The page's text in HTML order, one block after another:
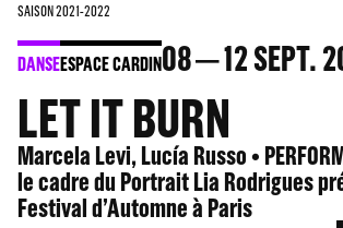
SAISON 2021-2022
DANSEESPACE CARDIN08 12SEPT.
LET IT BURN
Marcela Levi, Lucía Russo •
le cadre du Portrait Lia Rodrigues
Festival d’Automne à Paris